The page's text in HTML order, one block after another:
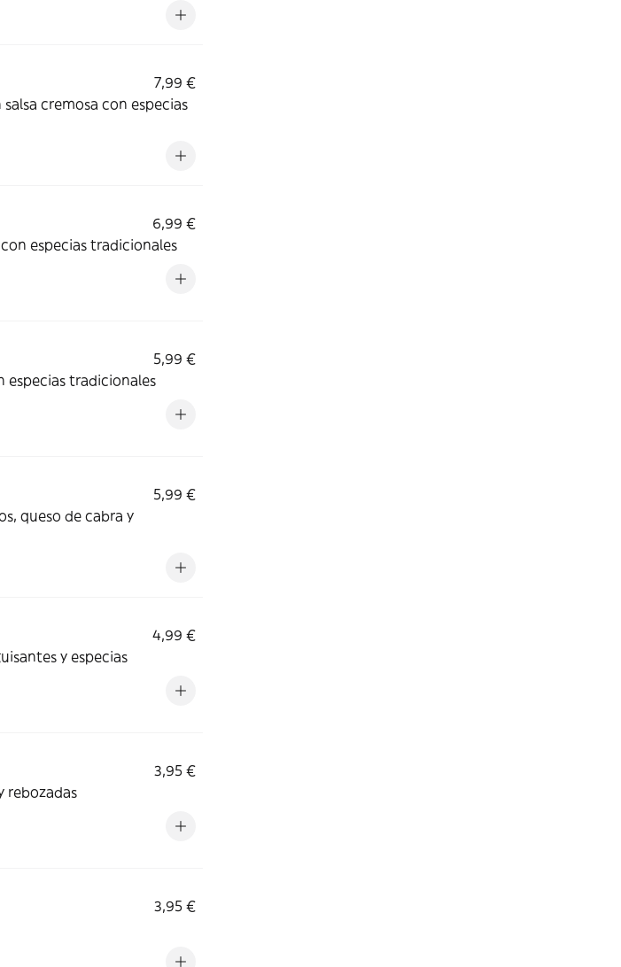
7,99 €
cremosa con especias
6,99 €
especias tradicionales
5,99 €
especias tradicionales
5,99 €
queso de cabra y
4,99 €
y especias
3,95 €
rebozadas
3,95 €